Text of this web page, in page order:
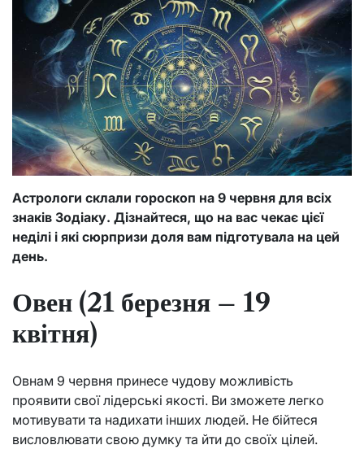
Астрологи склали гороскоп на 9 червня для всіх
знаків Зодіаку. Дізнайтеся, що на вас чекає цієї
неділі і які сюрпризи доля вам підготувала на цей
день.
Овен (21 березня – 19
квітня)
Овнам 9 червня принесе чудову можливість
проявити свої лідерські якості. Ви зможете легко
мотивувати та надихати інших людей. Не бійтеся
висловлювати свою думку та йти до своїх цілей.